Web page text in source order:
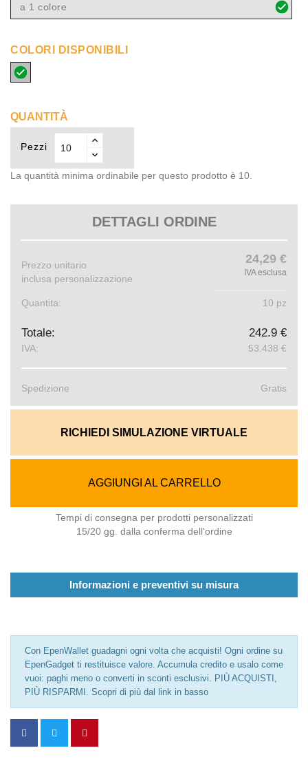
a 1 colore
COLORI DISPONIBILI
cromato
QUANTITÀ
Pezzi
La quantità minima ordinabile per questo prodotto è 10.
DETTAGLI ORDINE
Prezzo unitario
inclusa personalizzazione
24,29 €
IVA esclusa
Quantita: 10 pz
Totale: 242.9 €
IVA: 53.438 €
Spedizione Gratis
RICHIEDI SIMULAZIONE VIRTUALE
AGGIUNGI AL CARRELLO
Tempi di consegna per prodotti personalizzati
15/20 gg. dalla conferma dell'ordine
Informazioni e preventivi su misura
Con EpenWallet guadagni ogni volta che acquisti! Ogni ordine su
EpenGadget ti restituisce valore. Accumula credito e usalo come
vuoi: paghi meno o converti in sconti esclusivi. PIÙ ACQUISTI,
PIÙ RISPARMI. Scopri di più dal link in basso